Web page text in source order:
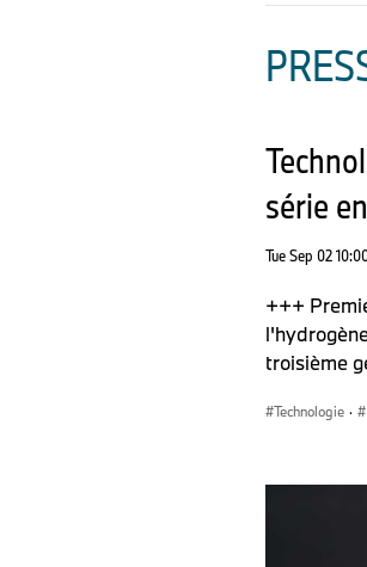
série
Tue Sep 02
+++
troisième
Technologie ·